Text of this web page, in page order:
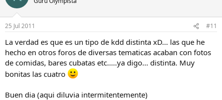
25 Jul 2011 #11
La verdad es que es un tipo de kdd distinta xD... las que he
hecho en otros foros de diversas tematicas acaban con fotos
de comidas, bares cubatas etc.....ya digo... distinta. Muy
bonitas las cuatro
Buen dia (aqui diluvia intermitentemente)